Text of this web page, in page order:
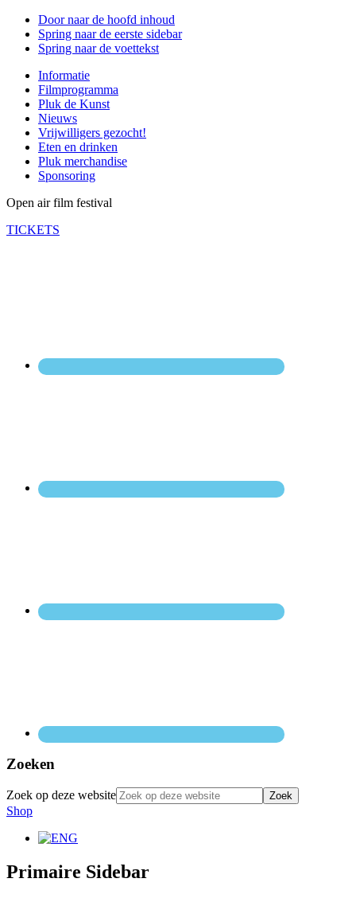
Door naar de hoofd inhoud
Spring naar de eerste sidebar
Spring naar de voettekst
Informatie
Filmprogramma
Pluk de Kunst
Nieuws
Vrijwilligers gezocht!
Eten en drinken
Pluk merchandise
Sponsoring
Open air film festival
TICKETS
Zoeken
Zoek op deze website
Shop
Primaire Sidebar